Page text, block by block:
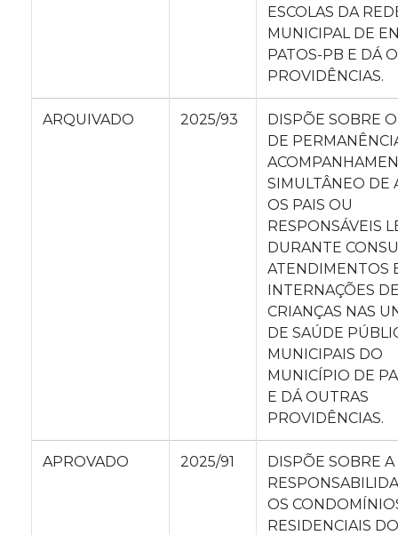
ESCOLAS DA
MUNICIPAL DE
PATOS-PB E DÁ
PROVIDÊNCIAS.
ARQUIVADO 2025/93
DISPÕE SOBRE
DE
SIMULTÂNEO DE
OS PAIS OU
RESPONSÁVEIS
DURANTE
ATENDIMENTOS
INTERNAÇÕES
CRIANÇAS NAS
DE SAÚDE
MUNICIPAIS DO
MUNICÍPIO DE
E DÁ OUTRAS
PROVIDÊNCIAS.
APROVADO 2025/91
DISPÕE SOBRE A
OS
RESIDENCIAIS DO